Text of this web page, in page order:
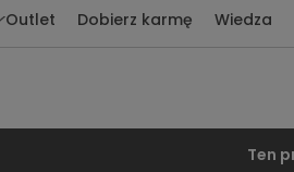
Outlet Dobierz karmę Wiedza
Ten